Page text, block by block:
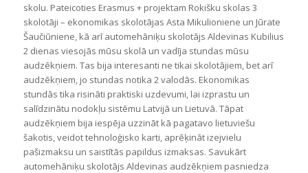
skolu. Pateicoties Erasmus + projektam Rokišku skolas 3
skolotāji – ekonomikas skolotājas Asta Mikulioniene un Jūrate
Šaučiūniene, kā arī automehāniķu skolotājs Aldevinas Kubilius
2 dienas viesojās mūsu skolā un vadīja stundas mūsu
audzēkņiem. Tas bija interesanti ne tikai skolotājiem, bet arī
audzēkņiem, jo stundas notika 2 valodās. Ekonomikas
stundās tika risināti praktiski uzdevumi, lai izprastu un
salīdzinātu nodokļu sistēmu Latvijā un Lietuvā. Tāpat
audzēkņiem bija iespēja uzzināt kā pagatavo lietuviešu
šakotis, veidot tehnoloģisko karti, aprēķināt izejvielu
pašizmaksu un saistītās papildus izmaksas. Savukārt
automehāniķu skolotājs Aldevinas audzēkņiem pasniedza